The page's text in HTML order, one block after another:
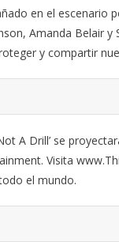
en el escenario
Amanda Belair
y compartir
A Drill’ se
Visita
el mundo.